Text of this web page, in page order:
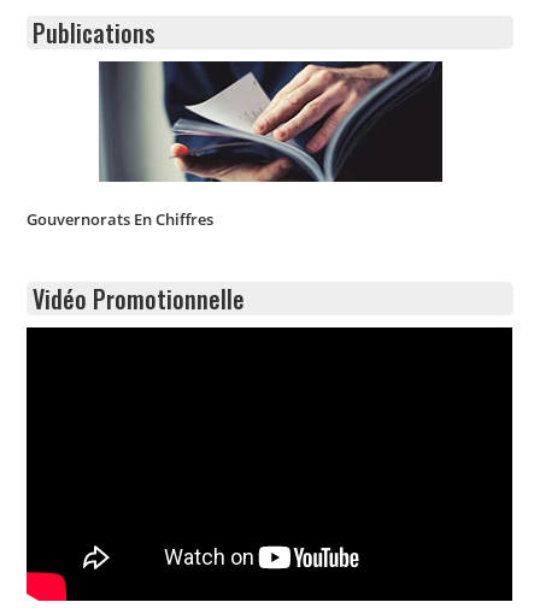
Publications
Gouvernorats En Chiffres
Vidéo Promotionnelle